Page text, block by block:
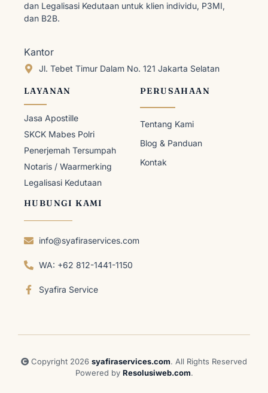
dan Legalisasi Kedutaan untuk klien individu, P3MI,
dan B2B.
Kantor
Jl. Tebet Timur Dalam No. 121 Jakarta Selatan
LAYANAN
Jasa Apostille
SKCK Mabes Polri
Penerjemah Tersumpah
Notaris / Waarmerking
Legalisasi Kedutaan
PERUSAHAAN
Tentang Kami
Blog & Panduan
Kontak
HUBUNGI KAMI
info@syafiraservices.com
WA: +62 812-1441-1150
Syafira Service
Copyright 2026 syafiraservices.com. All Rights Reserved
Powered by Resolusiweb.com.